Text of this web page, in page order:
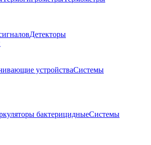
Детекторы
устройстваСистемы
бактерицидныеСистемы